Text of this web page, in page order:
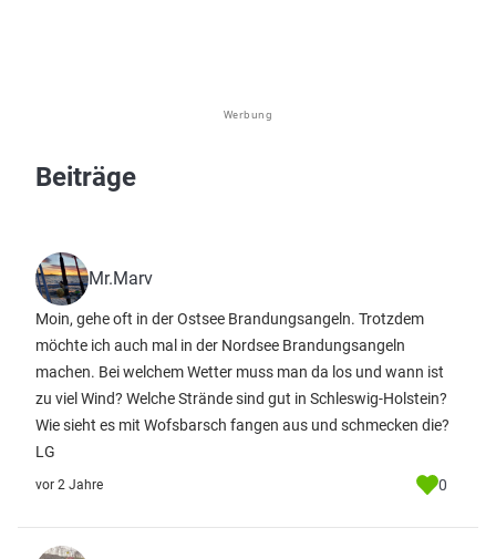
Werbung
Beiträge
Mr.Marv
Moin, gehe oft in der Ostsee Brandungsangeln. Trotzdem
möchte ich auch mal in der Nordsee Brandungsangeln
machen. Bei welchem Wetter muss man da los und wann ist
zu viel Wind? Welche Strände sind gut in Schleswig-Holstein?
Wie sieht es mit Wofsbarsch fangen aus und schmecken die?
LG
vor 2 Jahre 0